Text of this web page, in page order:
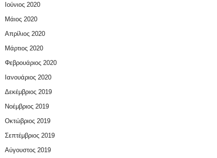
Ιούνιος 2020
Μάιος 2020
Απρίλιος 2020
Μάρτιος 2020
Φεβρουάριος 2020
Ιανουάριος 2020
Δεκέμβριος 2019
Νοέμβριος 2019
Οκτώβριος 2019
Σεπτέμβριος 2019
Αύγουστος 2019